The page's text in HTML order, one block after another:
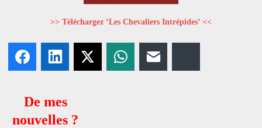
>> Téléchargez ‘Les Chevaliers Intrépides’ <<
FacebookLinkedIn WhatsApp
De mes
nouvelles ?